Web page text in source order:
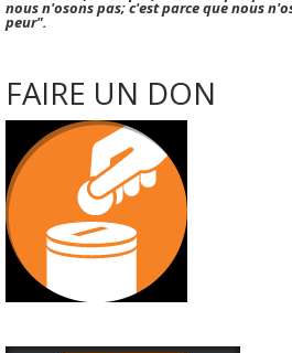
nous n'osons pas; c'est parce que nous
peur".
FAIRE UN DON